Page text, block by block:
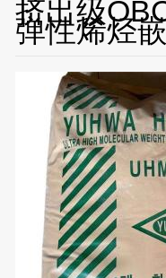
挤出级
弹性烯烃